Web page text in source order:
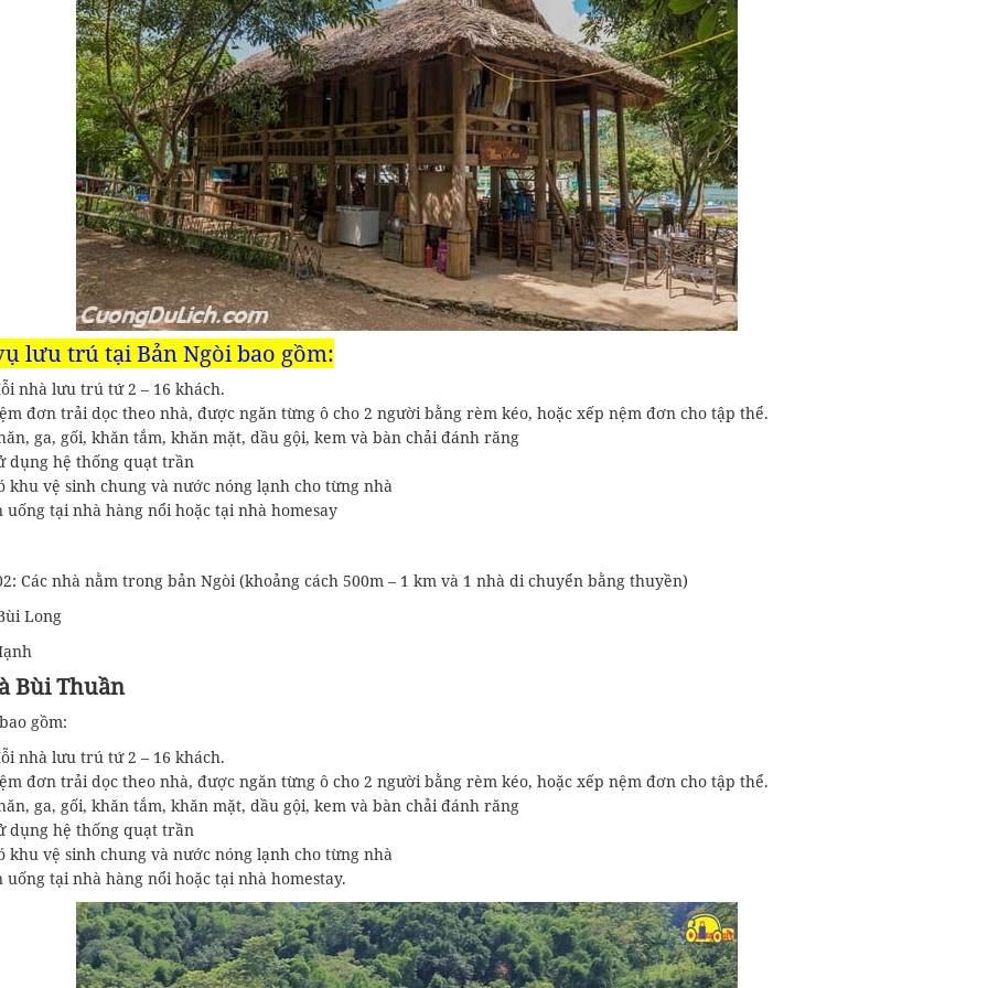
lưu trú tại Bản Ngòi bao gồm:
nhà lưu trú tứ 2 – 16 khách.
đơn trải dọc theo nhà, được ngăn từng ô cho 2 người bằng rèm kéo, hoặc xếp nệm đơn cho tập thể.
ga, gối, khăn tắm, khăn mặt, dầu gội, kem và bàn chải đánh răng
dụng hệ thống quạt trần
khu vệ sinh chung và nước nóng lạnh cho từng nhà
uống tại nhà hàng nổi hoặc tại nhà homesay
Các nhà nằm trong bản Ngòi (khoảng cách 500m – 1 km và 1 nhà di chuyển bằng thuyền)
Long
Bùi Thuần
gồm:
nhà lưu trú tứ 2 – 16 khách.
đơn trải dọc theo nhà, được ngăn từng ô cho 2 người bằng rèm kéo, hoặc xếp nệm đơn cho tập thể.
ga, gối, khăn tắm, khăn mặt, dầu gội, kem và bàn chải đánh răng
dụng hệ thống quạt trần
khu vệ sinh chung và nước nóng lạnh cho từng nhà
uống tại nhà hàng nổi hoặc tại nhà homestay.